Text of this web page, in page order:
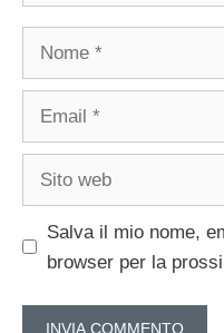
Nome
Email
Sito
Salva il mio nome,
browser per la